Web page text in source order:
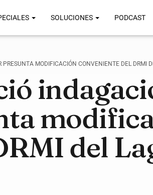
SOLUCIONES PODCAST
MODIFICACIÓN CONVENIENTE DEL DRMI
del